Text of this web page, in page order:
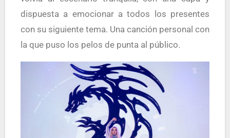
dispuesta a emocionar a todos los presentes
con su siguiente tema. Una canción personal con
la que puso los pelos de punta al público.